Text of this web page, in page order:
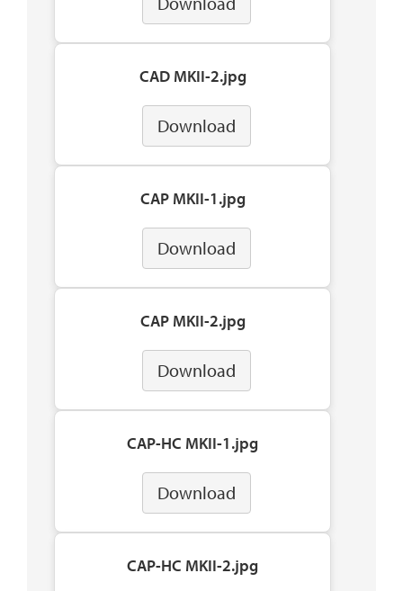
CAD MKII-2.jpg
Download
CAP MKII-1.jpg
Download
CAP MKII-2.jpg
Download
CAP-HC MKII-1.jpg
Download
CAP-HC MKII-2.jpg